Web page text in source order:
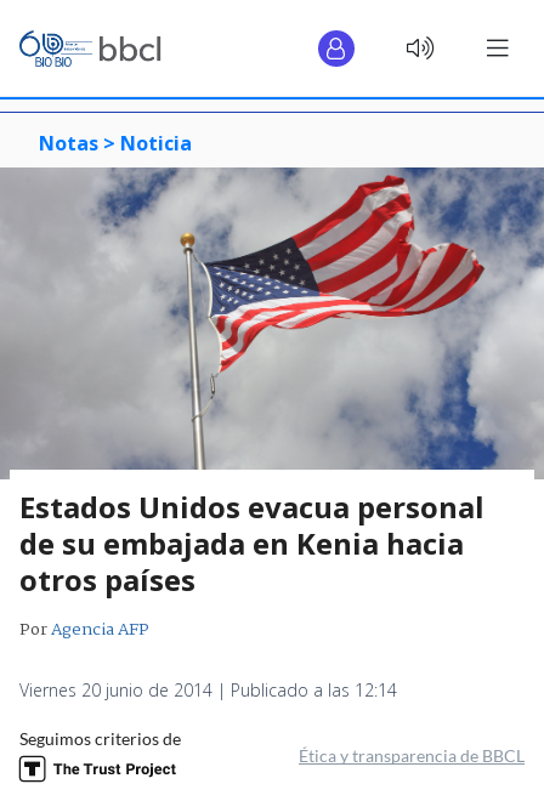
Notas > Noticia
Estados Unidos evacua personal
de su embajada en Kenia hacia
otros países
PorAgencia AFP
Viernes 20 junio de 2014 | Publicado a las 12:14
Seguimos criterios de
Ética y transparencia de BBCL